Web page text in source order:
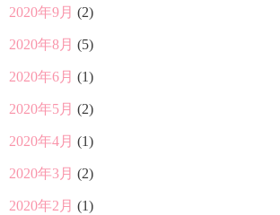
2020年9月 (2)
2020年8月 (5)
2020年6月 (1)
2020年5月 (2)
2020年4月 (1)
2020年3月 (2)
2020年2月 (1)